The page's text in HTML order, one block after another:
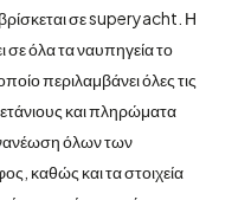
σε superyacht. Η
όλα τα ναυπηγεία το
περιλαμβάνει όλες τις
και πληρώματα
όλων των
καθώς και τα στοιχεία